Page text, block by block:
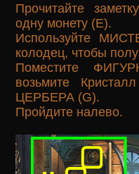
Прочитайте
одну монету (E).
Используйте
колодец, чтобы
Поместите
возьмите
ЦЕРБЕРА (G).
Пройдите налево.